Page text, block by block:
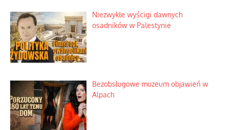
Niezwykłe wyścigi dawnych
osadników w Palestynie
Bezobsługowe muzeum objawień w
Alpach